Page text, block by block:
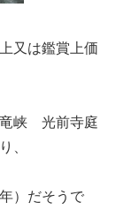
又は鑑賞上価
峡 光前寺庭
、
）だそうで